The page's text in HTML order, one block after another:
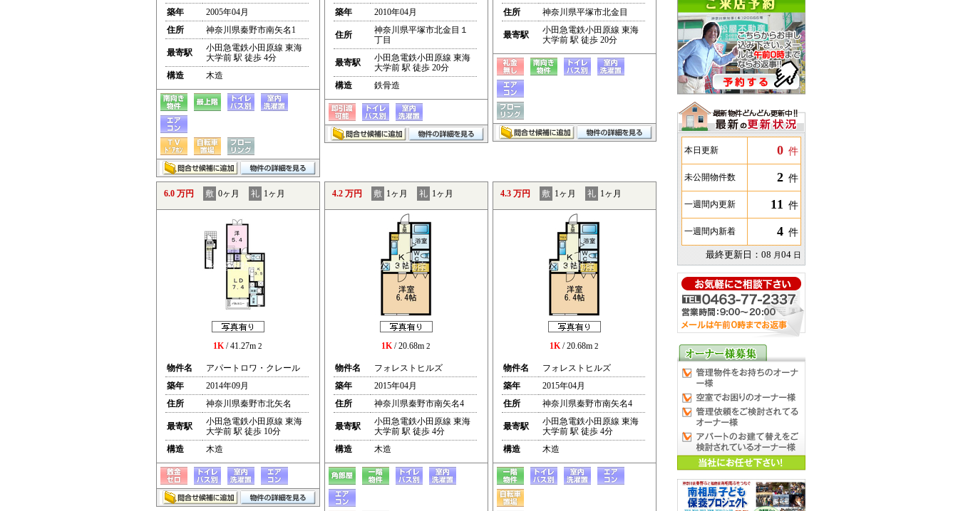
本日更新 0 件
未公開物件数 2 件
一週間内更新 11 件
一週間内新着 4 件
最終更新日：08 月04 日
築年
2005年04月
住所
神奈川県秦野市南矢名1
最寄駅
小田急電鉄小田原線 東海
大学前 駅 徒歩 4分
構造
木造
築年
2010年04月
住所
神奈川県平塚市北金目１
丁目
最寄駅
小田急電鉄小田原線 東海
大学前 駅 徒歩 20分
構造
鉄骨造
住所
神奈川県平塚市北金目
最寄駅
小田急電鉄小田原線 東海
大学前 駅 徒歩 20分
6.0 万円 敷 0ヶ月 礼 1ヶ月
1K/ 41.27m 2
物件名
アパートロワ・クレール
築年
2014年09月
住所
神奈川県秦野市北矢名
最寄駅
小田急電鉄小田原線 東海
大学前 駅 徒歩 10分
構造
木造
4.2 万円 敷 1ヶ月 礼 1ヶ月
1K/ 20.68m 2
物件名
フォレストヒルズ
築年
2015年04月
住所
神奈川県秦野市南矢名4
最寄駅
小田急電鉄小田原線 東海
大学前 駅 徒歩 4分
構造
木造
4.3 万円 敷 1ヶ月 礼 1ヶ月
1K/ 20.68m 2
物件名
フォレストヒルズ
築年
2015年04月
住所
神奈川県秦野市南矢名4
最寄駅
小田急電鉄小田原線 東海
大学前 駅 徒歩 4分
構造
木造